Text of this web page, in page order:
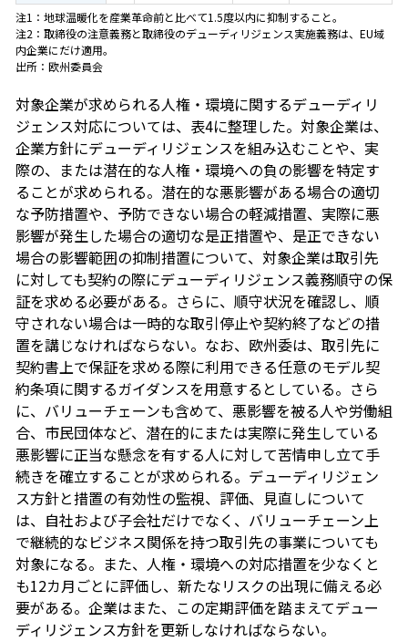
注1：地球温暖化を産業革命前と比べて1.5度以内に抑制すること。
注2：取締役の注意義務と取締役のデューディリジェンス実施義務は、EU域
内企業にだけ適用。
出所：欧州委員会
対象企業が求められる人権・環境に関するデューディリ
ジェンス対応については、表4に整理した。対象企業は、
企業方針にデューディリジェンスを組み込むことや、実
際の、または潜在的な人権・環境への負の影響を特定す
ることが求められる。潜在的な悪影響がある場合の適切
な予防措置や、予防できない場合の軽減措置、実際に悪
影響が発生した場合の適切な是正措置や、是正できない
場合の影響範囲の抑制措置について、対象企業は取引先
に対しても契約の際にデューディリジェンス義務順守の保
証を求める必要がある。さらに、順守状況を確認し、順
守されない場合は一時的な取引停止や契約終了などの措
置を講じなければならない。なお、欧州委は、取引先に
契約書上で保証を求める際に利用できる任意のモデル契
約条項に関するガイダンスを用意するとしている。さら
に、バリューチェーンも含めて、悪影響を被る人や労働組
合、市民団体など、潜在的にまたは実際に発生している
悪影響に正当な懸念を有する人に対して苦情申し立て手
続きを確立することが求められる。デューディリジェン
ス方針と措置の有効性の監視、評価、見直しについて
は、自社および子会社だけでなく、バリューチェーン上
で継続的なビジネス関係を持つ取引先の事業についても
対象になる。また、人権・環境への対応措置を少なくと
も12カ月ごとに評価し、新たなリスクの出現に備える必
要がある。企業はまた、この定期評価を踏まえてデュー
ディリジェンス方針を更新しなければならない。